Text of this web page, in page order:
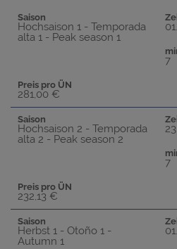
Saison
Hochsaison 1 - Temporada
alta 1 - Peak season 1
7
Preis pro ÜN
281,00 €
Saison
Hochsaison 2 - Temporada
alta 2 - Peak season 2
7
Preis pro ÜN
232,13 €
Saison
Herbst 1 - Otoño 1 -
Autumn 1